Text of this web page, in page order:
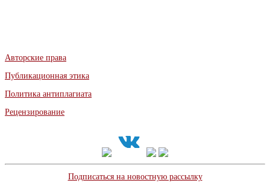
Авторские права
Публикационная этика
Политика антиплагиата
Рецензирование
Подписаться на новостную рассылку